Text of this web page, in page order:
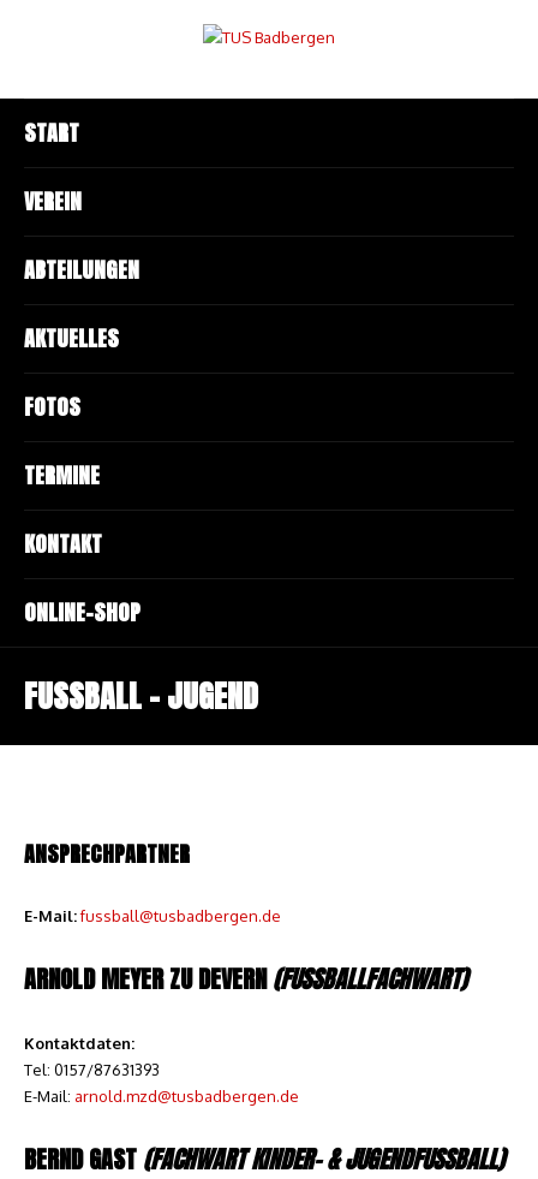
START
VEREIN
ABTEILUNGEN
AKTUELLES
FOTOS
TERMINE
KONTAKT
ONLINE-SHOP
FUSSBALL – JUGEND
ANSPRECHPARTNER
E-Mail:fussball@tusbadbergen.de
ARNOLD MEYER ZU DEVERN(FUSSBALLFACHWART)
Kontaktdaten:
Tel: 0157/87631393
E-Mail: arnold.mzd@tusbadbergen.de
BERND GAST(FACHWART KINDER- & JUGENDFUSSBALL)